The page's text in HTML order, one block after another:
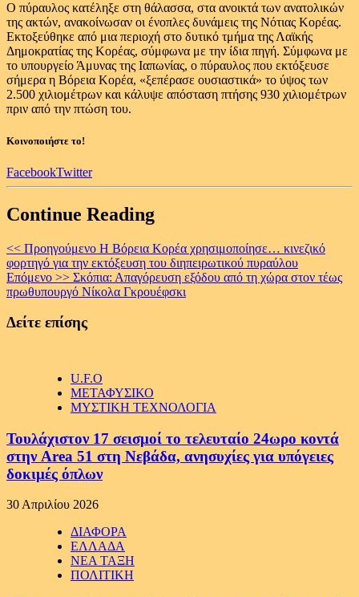
Ο πύραυλος κατέληξε στη θάλασσα, στα ανοικτά των ανατολικών
της ακτών, ανακοίνωσαν οι ένοπλες δυνάμεις της Νότιας Κορέας.
Εκτοξεύθηκε από μια περιοχή στο δυτικό τμήμα της Λαϊκής
Δημοκρατίας της Κορέας, σύμφωνα με την ίδια πηγή. Σύμφωνα με
το υπουργείο Άμυνας της Ιαπωνίας, ο πύραυλος που εκτόξευσε
σήμερα η Βόρεια Κορέα, «ξεπέρασε ουσιαστικά» το ύψος των
2.500 χιλιομέτρων και κάλυψε απόσταση πτήσης 930 χιλιομέτρων
πριν από την πτώση του.
Κοινοποιήστε το!
FacebookTwitter
Continue Reading
<< Προηγούμενο Η Βόρεια Κορέα χρησιμοποίησε… κινεζικό
φορτηγό για την εκτόξευση του διηπειρωτικού πυραύλου
Επόμενο >> Σκόπια: Απαγόρευση εξόδου από τη χώρα στον τέως
πρωθυπουργό Νίκολα Γκρουέφσκι
Δείτε επίσης
U.F.O
ΜΕΤΑΦΥΣΙΚΟ
ΜΥΣΤΙΚΗ ΤΕΧΝΟΛΟΓΙΑ
Τουλάχιστον 17 σεισμοί το τελευταίο 24ωρο κοντά
στην Area 51 στη Νεβάδα, ανησυχίες για υπόγειες
δοκιμές όπλων
30 Απριλίου 2026
ΔΙΑΦΟΡΑ
ΕΛΛΑΔΑ
ΝΕΑ ΤΑΞΗ
ΠΟΛΙΤΙΚΗ